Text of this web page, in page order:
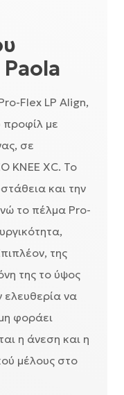
Paola
Flex LP Align,
προφίλ με
σε
KNEE XC. Το
και την
το πέλμα Pro-
της
της το ύψος
ελευθερία να
φοράει
η άνεση και η
μέλους στο